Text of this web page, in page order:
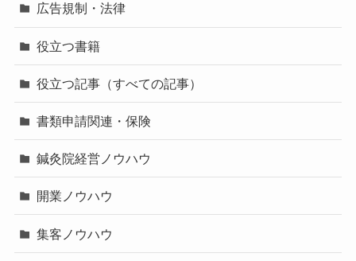
広告規制・法律
役立つ書籍
役立つ記事（すべての記事）
書類申請関連・保険
鍼灸院経営ノウハウ
開業ノウハウ
集客ノウハウ